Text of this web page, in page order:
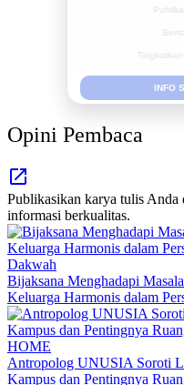
INFO
Opini Pembaca
Publikasikan karya tulis Anda
informasi berkualitas.
Dakwah
Bijaksana Menghadapi
Keluarga Harmonis dalam
HOME
Antropolog UNUSIA Soroti
Kampus dan Pentingnya